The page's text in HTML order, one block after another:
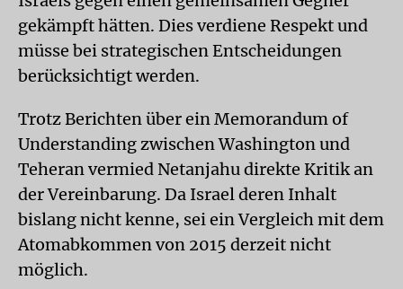
gekämpft hätten. Dies verdiene Respekt und
müsse bei strategischen Entscheidungen
berücksichtigt werden.
Trotz Berichten über ein Memorandum of
Understanding zwischen Washington und
Teheran vermied Netanjahu direkte Kritik an
der Vereinbarung. Da Israel deren Inhalt
bislang nicht kenne, sei ein Vergleich mit dem
Atomabkommen von 2015 derzeit nicht
möglich.